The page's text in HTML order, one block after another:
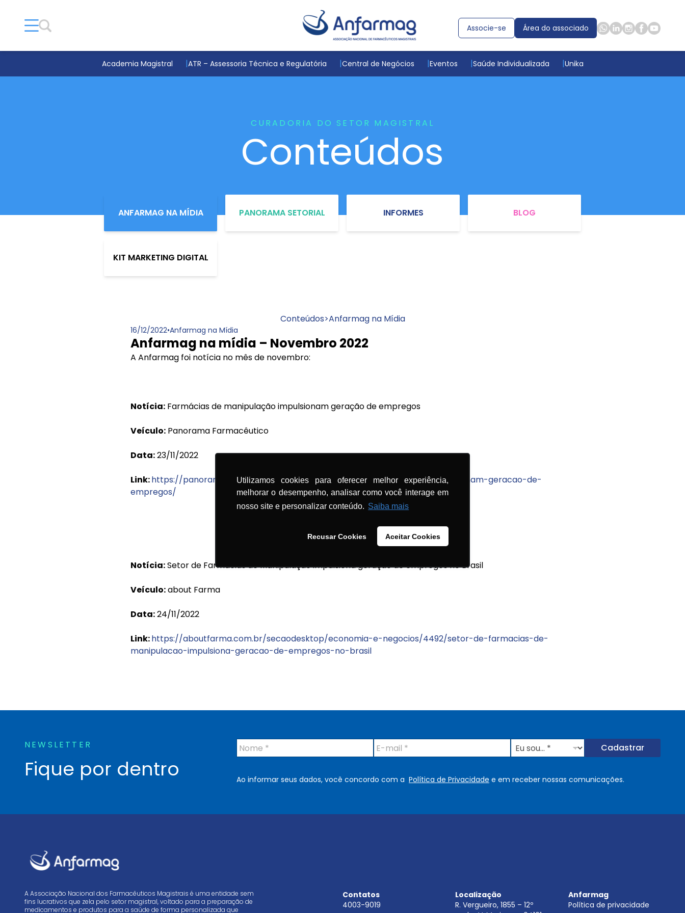
Utilizamos cookies para oferecer melhor experiência,
melhorar o desempenho, analisar como você interage em
nosso site e personalizar conteúdo. Saiba mais
Recusar Cookies Aceitar Cookies
Associe-se Área do associado
Academia Magistral ATR – Assessoria Técnica e Regulatória Central de Negócios Eventos Saúde Individualizada Unika
CURADORIA DO SETOR MAGISTRAL
Conteúdos
ANFARMAG NA MÍDIA PANORAMA SETORIAL INFORMES BLOG
KIT MARKETING DIGITAL
Conteúdos>Anfarmag na Mídia
16/12/2022•Anfarmag na Mídia
Anfarmag na mídia – Novembro 2022
A Anfarmag foi notícia no mês de novembro:
Notícia: Farmácias de manipulação impulsionam geração de empregos
Veículo: Panorama Farmacêutico
Data:23/11/2022
Link:https://panoramafarmaceutico.com.br/farmacias-de-manipulacao-impulsionam-geracao-de-
empregos/
Notícia:Setor de Farmácias de Manipulação impulsiona geração de empregos no Brasil
Veículo:about Farma
Data:24/11/2022
Link:https://aboutfarma.com.br/secaodesktop/economia-e-negocios/4492/setor-de-farmacias-de-
manipulacao-impulsiona-geracao-de-empregos-no-brasil
NEWSLETTER
Fique por dentro
N
o
*
E
-
i
E
u
u
Cadastrar
Ao informar seus dados, você concordo com a Política de Privacidade e em receber nossas comunicações.
A Associação Nacional dos Farmacêuticos Magistrais é uma entidade sem
fins lucrativos que zela pelo setor magistral, voltado para a preparação de
medicamentos e produtos para a saúde de forma personalizada que
Contatos
4003-9019
Localização
R. Vergueiro, 1855 – 12º
Anfarmag
Política de privacidade